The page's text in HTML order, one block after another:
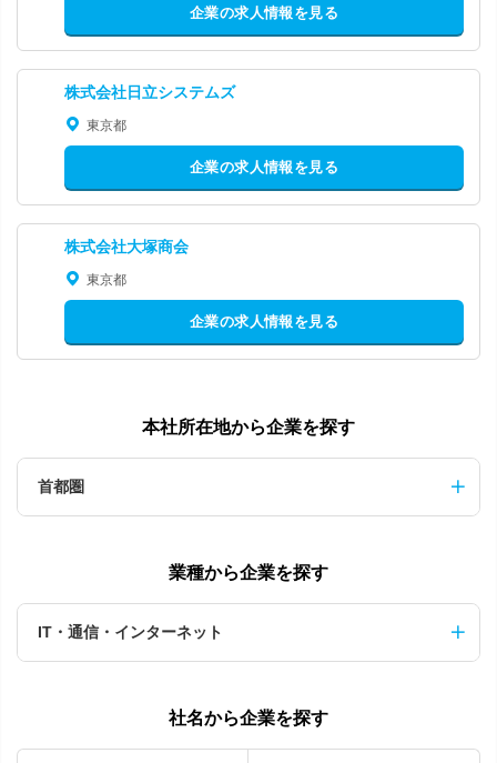
企業の求人情報を見る
株式会社日立システムズ
東京都
企業の求人情報を見る
株式会社大塚商会
東京都
企業の求人情報を見る
本社所在地から企業を探す
首都圏
業種から企業を探す
IT・通信・インターネット
社名から企業を探す